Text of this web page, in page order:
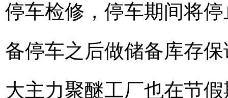
停车检修，停车期间将
备停车之后做储备库存
大主力聚醚工厂也在节